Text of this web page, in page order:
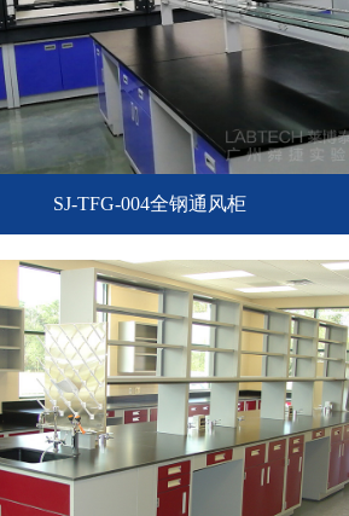
SJ-TFG-004全钢通风柜